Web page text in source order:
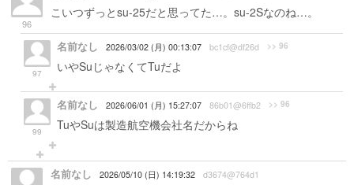
96
こいつずっとsu-25だと思ってた…。su-2Sなのね…。
97
名前なし 2026/03/02 (月) 00:13:07 bc1cf@df26d >> 96
いやSuじゃなくてTuだよ
99
名前なし 2026/06/01 (月) 15:27:07 86b01@6ffb2 >> 96
TuやSuは製造航空機会社名だからね
名前なし 2026/05/10 (日) 14:19:32 d3674@764d1